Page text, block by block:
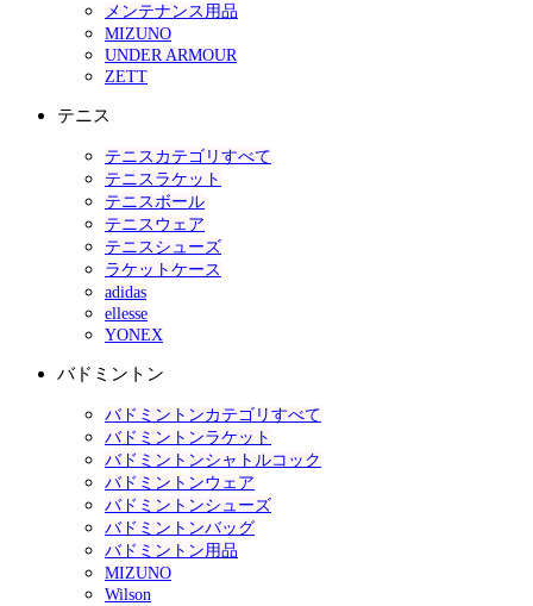
メンテナンス用品
MIZUNO
UNDER ARMOUR
ZETT
テニス
テニスカテゴリすべて
テニスラケット
テニスボール
テニスウェア
テニスシューズ
ラケットケース
adidas
ellesse
YONEX
バドミントン
バドミントンカテゴリすべて
バドミントンラケット
バドミントンシャトルコック
バドミントンウェア
バドミントンシューズ
バドミントンバッグ
バドミントン用品
MIZUNO
Wilson